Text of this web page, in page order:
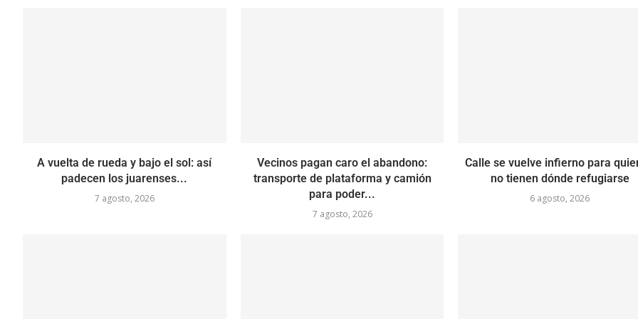
A vuelta de rueda y bajo el sol: así
padecen los juarenses...
7 agosto, 2026
Vecinos pagan caro el abandono:
transporte de plataforma y camión
para poder...
7 agosto, 2026
Calle se vuelve infierno para
no tienen dónde refugiarse
6 agosto, 2026